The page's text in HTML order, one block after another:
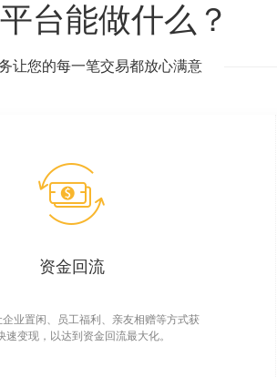
台能做什么？
让您的每一笔交易都放心满意
资金回流
企业置闲、员工福利、亲友相赠等方式获
速变现，以达到资金回流最大化。